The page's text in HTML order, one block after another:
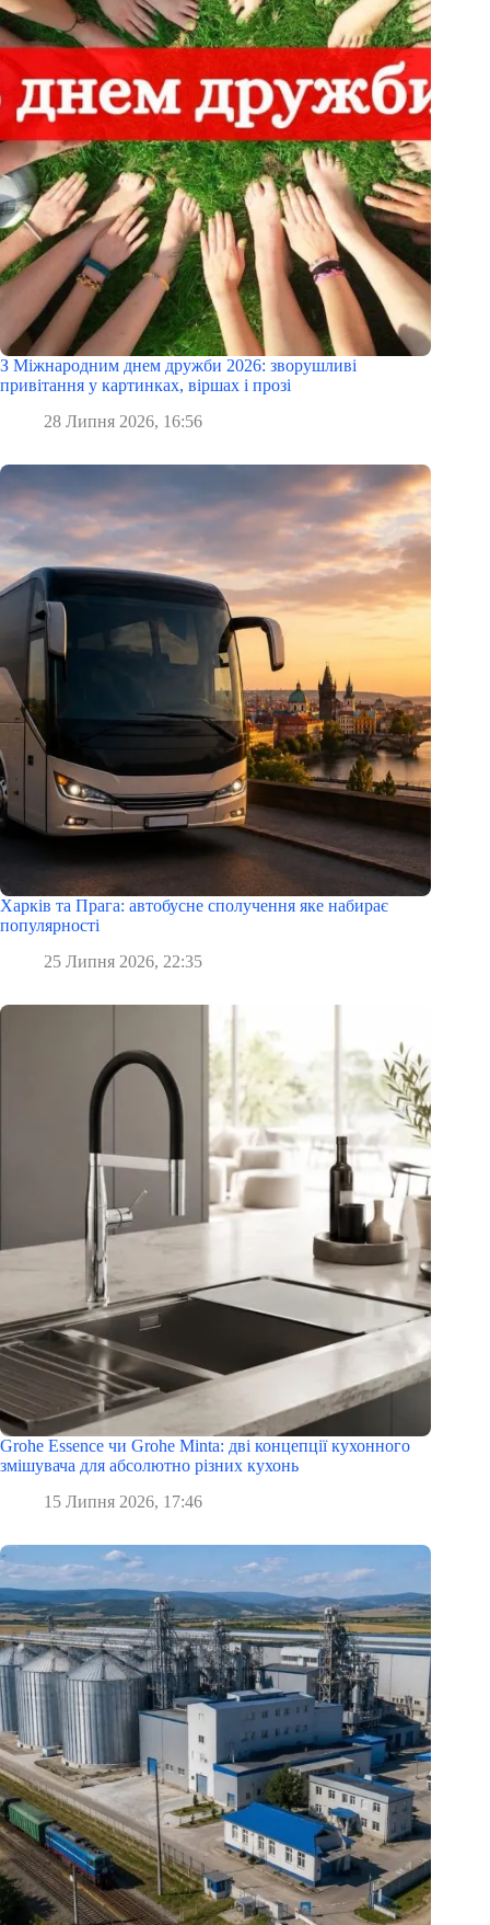
З Міжнародним днем дружби 2026: зворушливі
привітання у картинках, віршах і прозі
28 Липня 2026, 16:56
Харків та Прага: автобусне сполучення яке набирає
популярності
25 Липня 2026, 22:35
Grohe Essence чи Grohe Minta: дві концепції кухонного
змішувача для абсолютно різних кухонь
15 Липня 2026, 17:46